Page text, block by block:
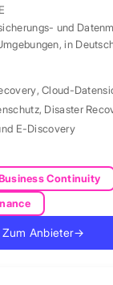
und
in
München.
,Cloud-
, Disaster
E-Discovery
Continuity
Zum Anbieter→